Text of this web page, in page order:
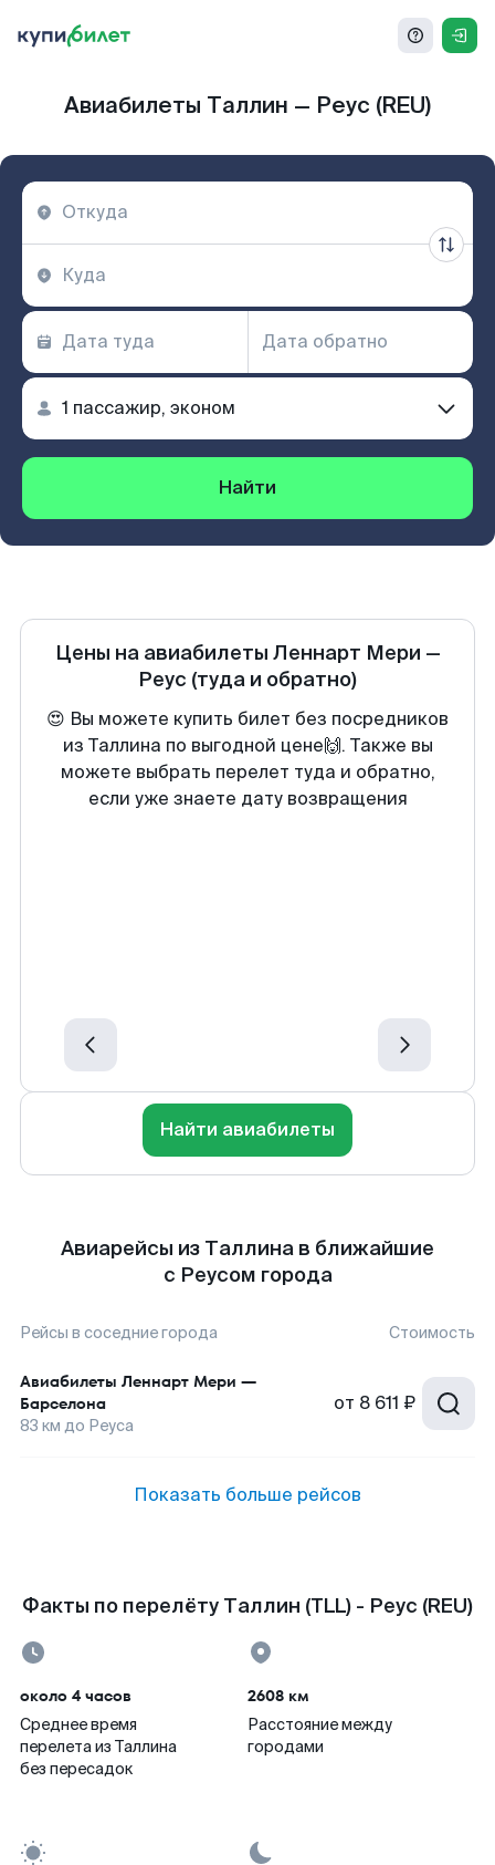
Авиабилеты Таллин — Реус (REU)
Найти
Цены на авиабилеты Леннарт Мери —
Реус (туда и обратно)
😍 Вы можете купить билет без посредников
из Таллина по выгодной цене🙌. Также вы
можете выбрать перелет туда и обратно,
если уже знаете дату возвращения
Найти авиабилеты
Авиарейсы из Таллина в ближайшие
с Реусом города
Рейсы в соседние города Стоимость
Авиабилеты Леннарт Мери —
Барселона
83 км до Реуса
от 8 611 ₽
Показать больше рейсов
Факты по перелёту Таллин (TLL) - Реус (REU)
около 4 часов
Среднее время
перелета из Таллина
без пересадок
2608 км
Расстояние между
городами